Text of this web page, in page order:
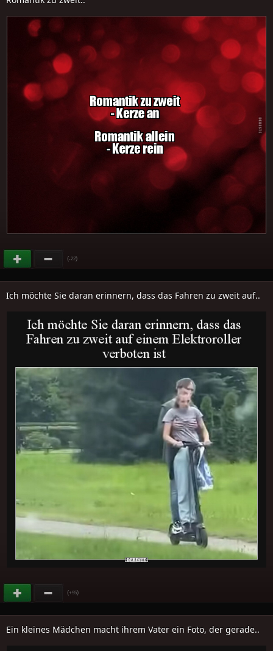
(-22)
Ich möchte Sie daran erinnern, dass das Fahren zu zweit auf..
(+95)
Ein kleines Mädchen macht ihrem Vater ein Foto, der gerade..